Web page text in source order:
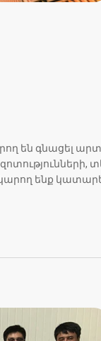
են գնացել
ենք